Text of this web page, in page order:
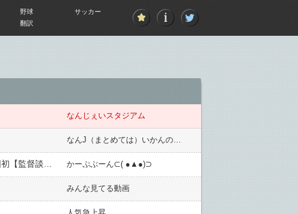
野球
サッカー
翻訳
なんじぇいスタジアム
なんJ（まとめては）いかんのか？
かーぷぶーん⊂( ●▲●)⊃
みんな見てる動画